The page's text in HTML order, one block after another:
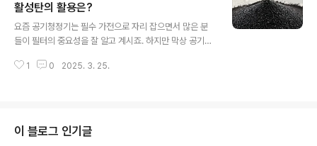
먼지 미세먼지는 우리 눈에 보이지 않을 정도로 작은 먼
지 입자(직경 0.001cm 이하)를 말합니다. 초미세먼지
는 이보다 더 작은데요. 이런 먼지는 작아서 우리가 숨
가 폐 안까지 들어오면 호흡기 질환에 잘 걸리고 심할 경우
활성탄의 활용은?
요즘 공기청정기는 필수 가전으로 자리 잡으면서 많은 분
들이 필터의 중요성을 잘 알고 계시죠. 하지만 막상 공기청
됩니다. 그중에서도 활성탄 필터라는 단어를 많이 들어보
온에서 가열해 만들어진 탄소 물질로, 표면에 수많은 미세
한 구멍이 생겨 다공성 구조를 가집니다. 이렇게 만들어진
1 0 2025. 3. 25.
이 블로그 인기글